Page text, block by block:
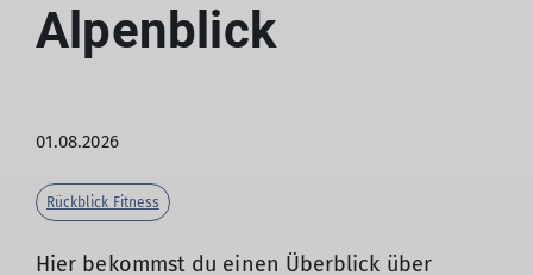
Alpenblick
01.08.2026
Rückblick Fitness
Hier bekommst du einen Überblick über